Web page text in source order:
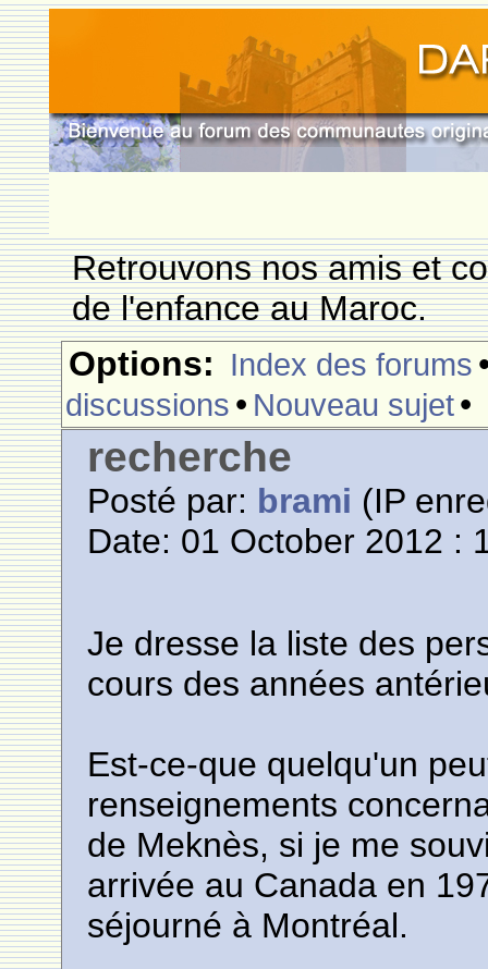
Retrouvons nos amis et
de l'enfance au Maroc.
Options: Index des forums
discussions • Nouveau sujet•
recherche
Posté par: brami (IP
Date: 01 October 2012 :
Je dresse la liste des
cours des années
Est-ce-que quelqu'un
renseignements
de Meknès, si je me
arrivée au Canada en
séjourné à Montréal.